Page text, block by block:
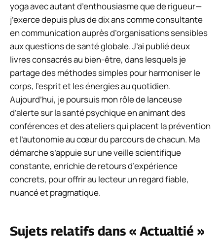
yoga avec autant d’enthousiasme que de rigueur—
j’exerce depuis plus de dix ans comme consultante
en communication auprès d’organisations sensibles
aux questions de santé globale. J’ai publié deux
livres consacrés au bien-être, dans lesquels je
partage des méthodes simples pour harmoniser le
corps, l’esprit et les énergies au quotidien.
Aujourd’hui, je poursuis mon rôle de lanceuse
d’alerte sur la santé psychique en animant des
conférences et des ateliers qui placent la prévention
et l’autonomie au cœur du parcours de chacun. Ma
démarche s’appuie sur une veille scientifique
constante, enrichie de retours d’expérience
concrets, pour offrir au lecteur un regard fiable,
nuancé et pragmatique.
Sujets relatifs dans « Actualtié »